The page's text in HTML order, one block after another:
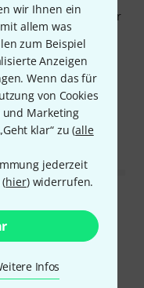
wir Ihnen ein
allem was
zum Beispiel
Anzeigen
Wenn das für
von Cookies
und Marketing
klar“ zu (alle
jederzeit
hier) widerrufen.
Infos
dieser ist aber
gefallen!
entschieden und
Die Verarbeitung
in dem Koffer